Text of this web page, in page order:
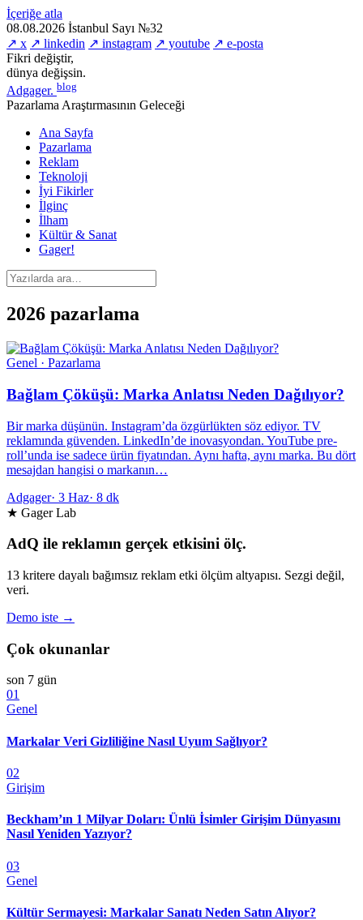
İçeriğe atla
08.08.2026 İstanbul Sayı №32
↗ x ↗ linkedin ↗ instagram ↗ youtube ↗ e-posta
Fikri değiştir,
dünya değişsin.
Adgager. blog
Pazarlama Araştırmasının Geleceği
Ana Sayfa
Pazarlama
Reklam
Teknoloji
İyi Fikirler
İlginç
İlham
Kültür & Sanat
Gager!
2026 pazarlama
Genel · Pazarlama
Bağlam Çöküşü: Marka Anlatısı Neden Dağılıyor?
Bir marka düşünün. Instagram’da özgürlükten söz ediyor. TV
reklamında güvenden. LinkedIn’de inovasyondan. YouTube pre-
roll’unda ise sadece ürün fiyatından. Aynı hafta, aynı marka. Bu dört
mesajdan hangisi o markanın…
Adgager· 3 Haz· 8 dk
★ Gager Lab
AdQ ile reklamın gerçek etkisini ölç.
13 kritere dayalı bağımsız reklam etki ölçüm altyapısı. Sezgi değil,
veri.
Demo iste →
Çok okunanlar
son 7 gün
01
Genel
Markalar Veri Gizliliğine Nasıl Uyum Sağlıyor?
02
Girişim
Beckham’ın 1 Milyar Doları: Ünlü İsimler Girişim Dünyasını
Nasıl Yeniden Yazıyor?
03
Genel
Kültür Sermayesi: Markalar Sanatı Neden Satın Alıyor?